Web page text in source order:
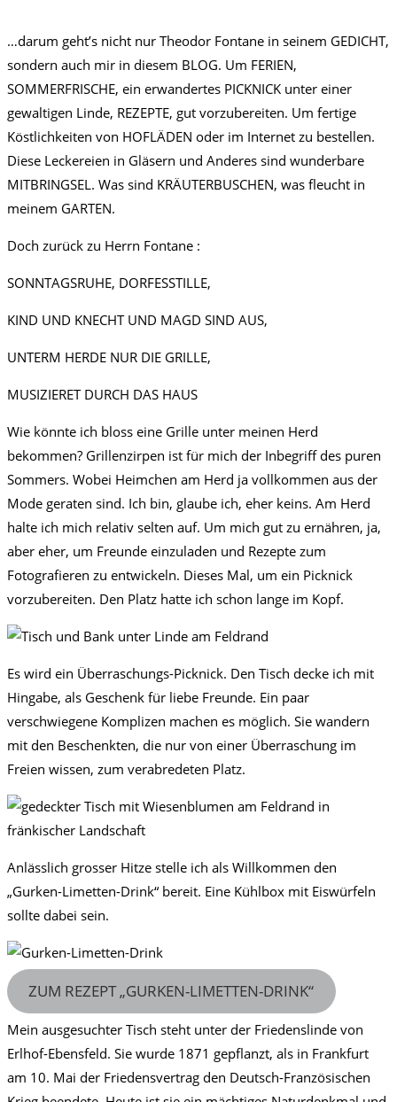
…darum geht’s nicht nur Theodor Fontane in seinem GEDICHT,
sondern auch mir in diesem BLOG. Um FERIEN,
SOMMERFRISCHE, ein erwandertes PICKNICK unter einer
gewaltigen Linde, REZEPTE, gut vorzubereiten. Um fertige
Köstlichkeiten von HOFLÄDEN oder im Internet zu bestellen.
Diese Leckereien in Gläsern und Anderes sind wunderbare
MITBRINGSEL. Was sind KRÄUTERBUSCHEN, was fleucht in
meinem GARTEN.
Doch zurück zu Herrn Fontane :
SONNTAGSRUHE, DORFESSTILLE,
KIND UND KNECHT UND MAGD SIND AUS,
UNTERM HERDE NUR DIE GRILLE,
MUSIZIERET DURCH DAS HAUS
Wie könnte ich bloss eine Grille unter meinen Herd
bekommen? Grillenzirpen ist für mich der Inbegriff des puren
Sommers. Wobei Heimchen am Herd ja vollkommen aus der
Mode geraten sind. Ich bin, glaube ich, eher keins. Am Herd
halte ich mich relativ selten auf. Um mich gut zu ernähren, ja,
aber eher, um Freunde einzuladen und Rezepte zum
Fotografieren zu entwickeln. Dieses Mal, um ein Picknick
vorzubereiten. Den Platz hatte ich schon lange im Kopf.
Es wird ein Überraschungs-Picknick. Den Tisch decke ich mit
Hingabe, als Geschenk für liebe Freunde. Ein paar
verschwiegene Komplizen machen es möglich. Sie wandern
mit den Beschenkten, die nur von einer Überraschung im
Freien wissen, zum verabredeten Platz.
Anlässlich grosser Hitze stelle ich als Willkommen den
„Gurken-Limetten-Drink“ bereit. Eine Kühlbox mit Eiswürfeln
sollte dabei sein.
ZUM REZEPT „GURKEN-LIMETTEN-DRINK“
Mein ausgesuchter Tisch steht unter der Friedenslinde von
Erlhof-Ebensfeld. Sie wurde 1871 gepflanzt, als in Frankfurt
am 10. Mai der Friedensvertrag den Deutsch-Französischen